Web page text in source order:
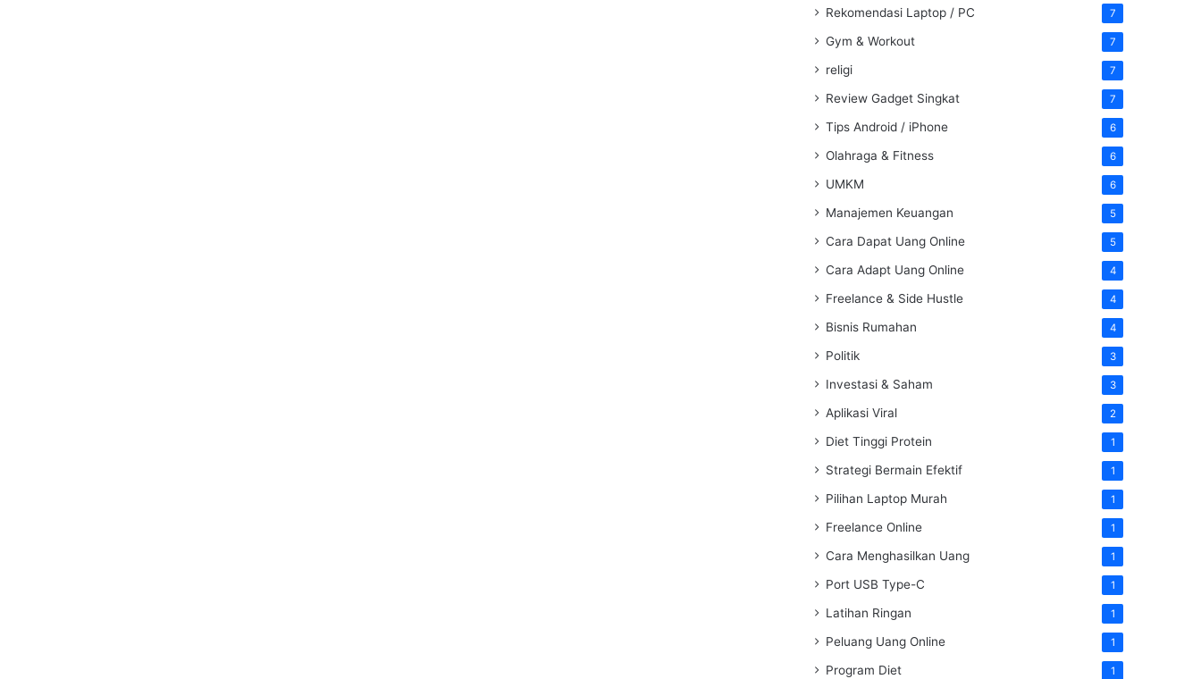
Rekomendasi Laptop / PC 7
Gym & Workout 7
religi 7
Review Gadget Singkat 7
Tips Android / iPhone 6
Olahraga & Fitness 6
UMKM 6
Manajemen Keuangan 5
Cara Dapat Uang Online 5
Cara Adapt Uang Online 4
Freelance & Side Hustle 4
Bisnis Rumahan 4
Politik 3
Investasi & Saham 3
Aplikasi Viral 2
Diet Tinggi Protein 1
Strategi Bermain Efektif 1
Pilihan Laptop Murah 1
Freelance Online 1
Cara Menghasilkan Uang 1
Port USB Type-C 1
Latihan Ringan 1
Peluang Uang Online 1
Program Diet 1